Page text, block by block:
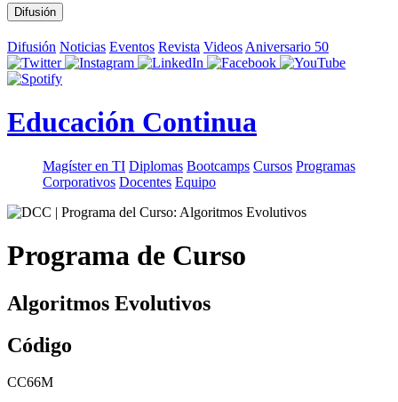
Difusión
Difusión Noticias Eventos Revista Videos Aniversario 50
Educación Continua
Magíster en TI Diplomas Bootcamps Cursos Programas
Corporativos Docentes Equipo
Programa de Curso
Algoritmos Evolutivos
Código
CC66M